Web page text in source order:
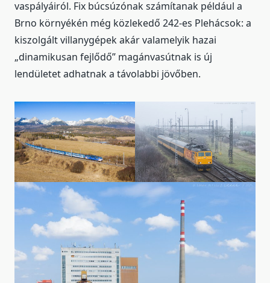
vaspályáiról. Fix búcsúzónak számítanak például a
Brno környékén még közlekedő 242-es Plehácsok: a
kiszolgált villanygépek akár valamelyik hazai
„dinamikusan fejlődő” magánvasútnak is új
lendületet adhatnak a távolabbi jövőben.